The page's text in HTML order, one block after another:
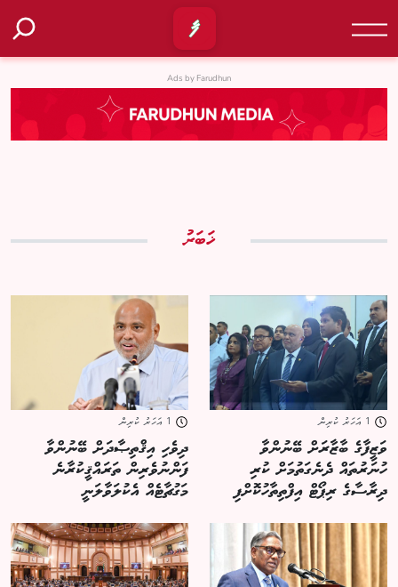
Ads by Farudhun
ޚަބަރު
ވަޒީފާގެ ބާޒާރަށް ބޭނުންވާ
ހުނަރުތައް ދެނެގަތުމަށް ކުރި
ދިރާސާގެ ރިޕޯޓް އިފްތިތާހުކޮށްފި
ދިވެހި އިޤްތިޞާދަށް ބޭނުންވާ
ފަންނުވެރިން ތަރައްޤީކުރާނެ
މަގުޗާޓެއް އެކުލަވާލަނީ